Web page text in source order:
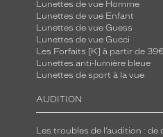
Lunettes de vue Homme
Lunettes de vue Enfant
Lunettes de vue Guess
Lunettes de vue Gucci
Les Forfaits [K] à partir de
Lunettes anti-lumière bleue
Lunettes de sport à la vue
AUDITION
Les troubles de l’audition :